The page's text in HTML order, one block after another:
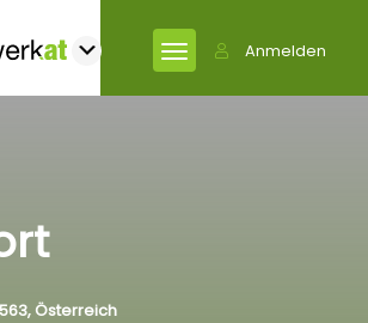
Anmelden
Österreich